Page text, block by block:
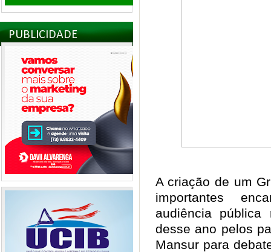
PUBLICIDADE
A criação de um
importantes
audiência
desse ano pelos
Mansur para